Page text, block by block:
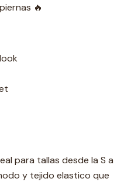
🔥
para tallas desde la S a
y tejido elastico que